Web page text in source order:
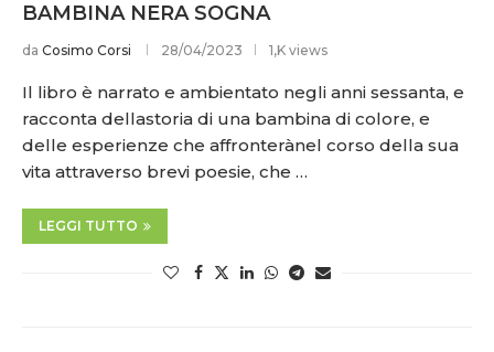
BAMBINA NERA SOGNA
da Cosimo Corsi 28/04/2023 1,K views
Il libro è narrato e ambientato negli anni sessanta, e
racconta dellastoria di una bambina di colore, e
delle esperienze che affronterànel corso della sua
vita attraverso brevi poesie, che …
LEGGI TUTTO